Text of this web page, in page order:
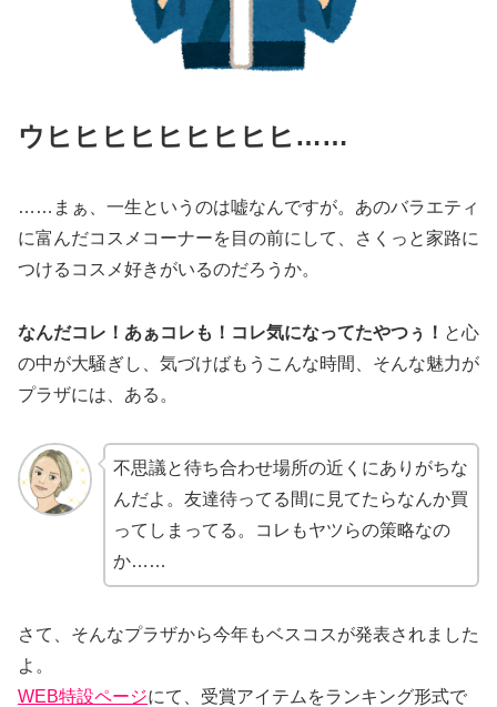
ウヒヒヒヒヒヒヒヒヒ……
……まぁ、一生というのは嘘なんですが。あのバラエティ
に富んだコスメコーナーを目の前にして、さくっと家路に
つけるコスメ好きがいるのだろうか。
なんだコレ！あぁコレも！コレ気になってたやつぅ！ と心
の中が大騒ぎし、気づけばもうこんな時間、そんな魅力が
プラザには、ある。
不思議と待ち合わせ場所の近くにありがちな
んだよ。友達待ってる間に見てたらなんか買
ってしまってる。コレもヤツらの策略なの
か……
さて、そんなプラザから今年もベスコスが発表されました
よ。
WEB特設ページにて、受賞アイテムをランキング形式で